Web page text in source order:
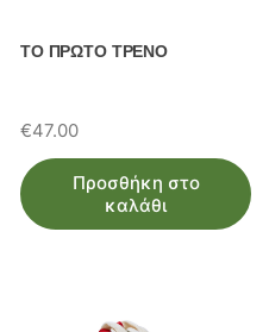
ΤΟ ΠΡΩΤΟ ΤΡΕΝΟ
€47.00
Προσθήκη στο
καλάθι